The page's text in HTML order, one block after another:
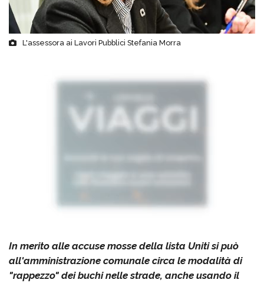
L'assessora ai Lavori Pubblici Stefania Morra
In merito alle accuse mosse della lista Uniti si può
all'amministrazione comunale circa le modalità di
"rappezzo" dei buchi nelle strade, anche usando il